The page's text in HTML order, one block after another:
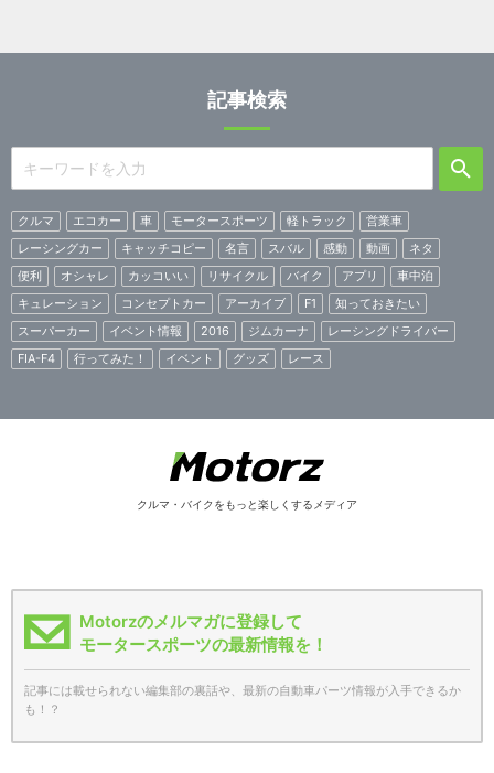
記事検索
クルマ エコカー 車 モータースポーツ 軽トラック
営業車
レーシングカー
キャッチコピー 名言 スバル 感動 動画
ネタ
便利
オシャレ カッコいい リサイクル バイク アプリ
車中泊
キュレーション
コンセプトカー アーカイブ F1
知っておきたい
スーパーカー
イベント情報 2016 ジムカーナ
レーシングドライバー
FIA-F4
行ってみた！ イベント グッズ レース
クルマ・バイクをもっと楽しくするメディア
Motorzのメルマガに登録して
モータースポーツの最新情報を！
記事には載せられない編集部の裏話や、最新の自動車パーツ情報が入手できるか
も！？